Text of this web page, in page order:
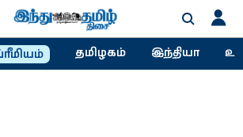
தமிழகம் இந்தியா